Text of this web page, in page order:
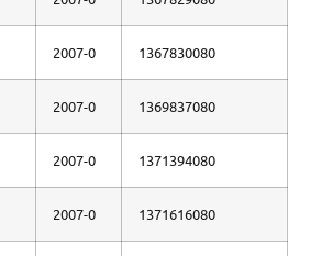
2007-0 1367830080
2007-0 1369837080
2007-0 1371394080
2007-0 1371616080